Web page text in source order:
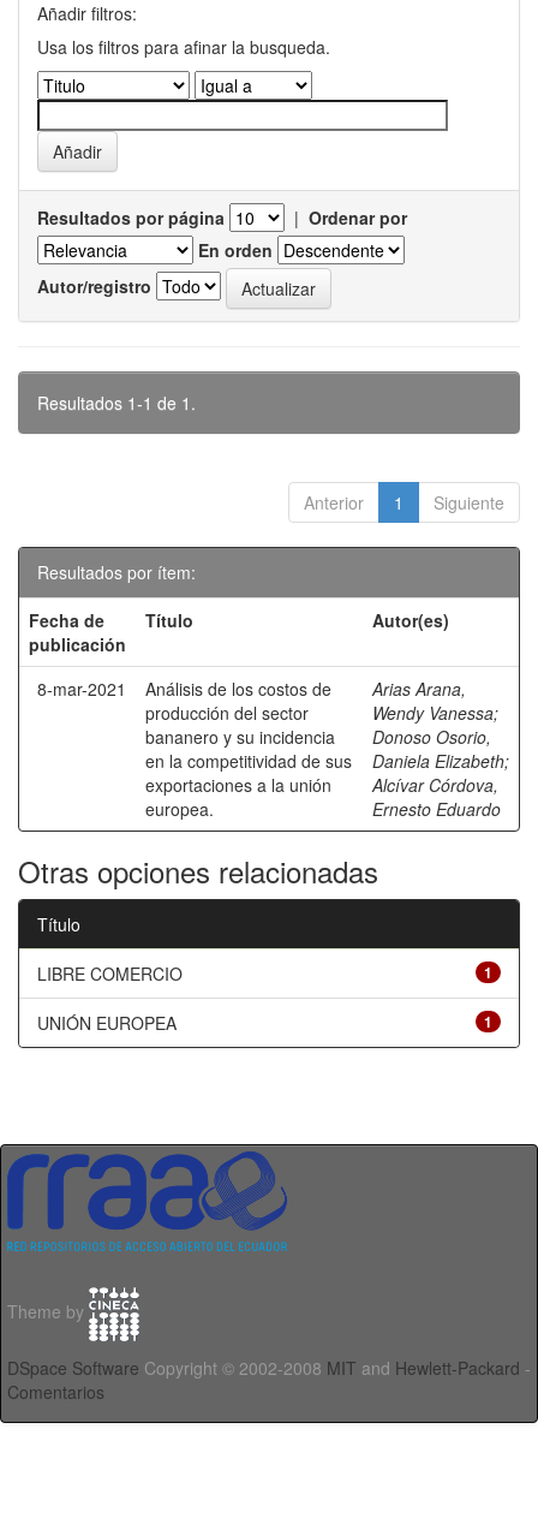
Añadir filtros:
Usa los filtros para afinar la busqueda.
Resultados por página | Ordenar por
En orden
Autor/registro
Resultados 1-1 de 1.
Anterior 1 Siguiente
Resultados por ítem:
Fecha de
publicación
Título Autor(es)
8-mar-2021
Análisis de los costos de
producción del sector
bananero y su incidencia
en la competitividad de sus
exportaciones a la unión
europea.
Arias Arana,
Wendy Vanessa;
Donoso Osorio,
Daniela Elizabeth;
Alcívar Córdova,
Ernesto Eduardo
Otras opciones relacionadas
Título
1
LIBRE COMERCIO
1
UNIÓN EUROPEA
Theme by
DSpace Software Copyright © 2002-2008 MIT and Hewlett-Packard -
Comentarios